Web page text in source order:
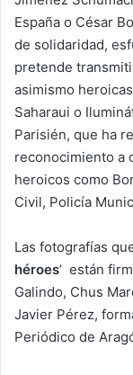
España o César
de solidaridad,
pretende
asimismo
Saharaui o
Parisién, que ha
reconocimiento a
heroicos como
Civil, Policía
Las fotografías
héroes’ están
Galindo, Chus
Javier Pérez,
Periódico de